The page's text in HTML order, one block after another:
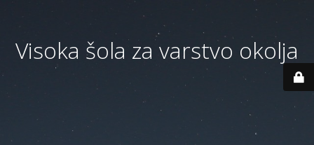
Visoka šola za varstvo okolja